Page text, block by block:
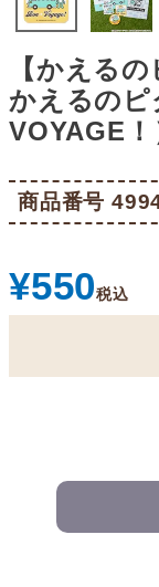
【かえる
かえるの
VOYAGE
商品番号
¥550税込